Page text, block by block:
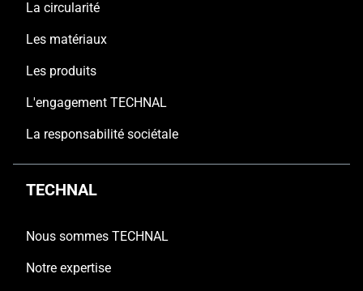
La circularité
Les matériaux
Les produits
L'engagement TECHNAL
La responsabilité sociétale
TECHNAL
Nous sommes TECHNAL
Notre expertise